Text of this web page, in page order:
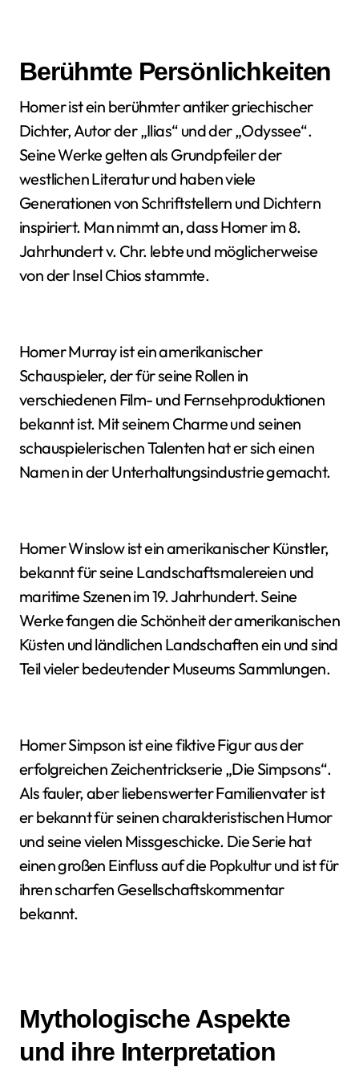
Berühmte Persönlichkeiten
Homer ist ein berühmter antiker griechischer
Dichter, Autor der „Ilias“ und der „Odyssee“.
Seine Werke gelten als Grundpfeiler der
westlichen Literatur und haben viele
Generationen von Schriftstellern und Dichtern
inspiriert. Man nimmt an, dass Homer im 8.
Jahrhundert v. Chr. lebte und möglicherweise
von der Insel Chios stammte.
Homer Murray ist ein amerikanischer
Schauspieler, der für seine Rollen in
verschiedenen Film- und Fernsehproduktionen
bekannt ist. Mit seinem Charme und seinen
schauspielerischen Talenten hat er sich einen
Namen in der Unterhaltungsindustrie gemacht.
Homer Winslow ist ein amerikanischer Künstler,
bekannt für seine Landschaftsmalereien und
maritime Szenen im 19. Jahrhundert. Seine
Werke fangen die Schönheit der amerikanischen
Küsten und ländlichen Landschaften ein und sind
Teil vieler bedeutender Museums Sammlungen.
Homer Simpson ist eine fiktive Figur aus der
erfolgreichen Zeichentrickserie „Die Simpsons“.
Als fauler, aber liebenswerter Familienvater ist
er bekannt für seinen charakteristischen Humor
und seine vielen Missgeschicke. Die Serie hat
einen großen Einfluss auf die Popkultur und ist für
ihren scharfen Gesellschaftskommentar
bekannt.
Mythologische Aspekte
und ihre Interpretation